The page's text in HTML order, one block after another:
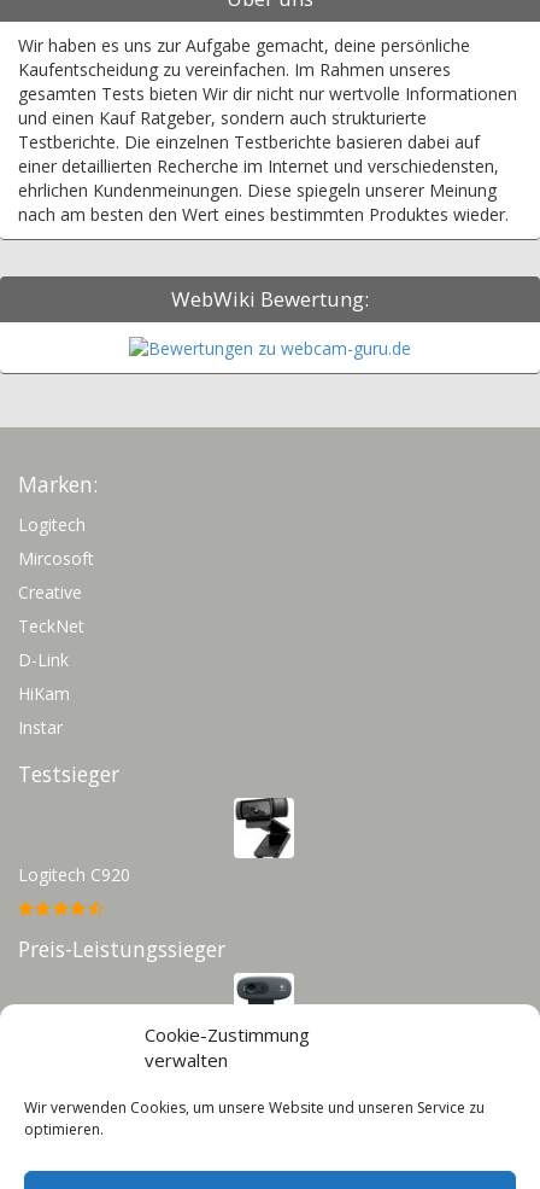
Cookie-Zustimmung
verwalten
Wir verwenden Cookies, um unsere Website und unseren Service zu
optimieren.
Wir haben es uns zur Aufgabe gemacht, deine persönliche
Kaufentscheidung zu vereinfachen. Im Rahmen unseres
gesamten Tests bieten Wir dir nicht nur wertvolle Informationen
und einen Kauf Ratgeber, sondern auch strukturierte
Testberichte. Die einzelnen Testberichte basieren dabei auf
einer detaillierten Recherche im Internet und verschiedensten,
ehrlichen Kundenmeinungen. Diese spiegeln unserer Meinung
nach am besten den Wert eines bestimmten Produktes wieder.
WebWiki Bewertung:
Marken:
Logitech
Mircosoft
Creative
TeckNet
D-Link
HiKam
Instar
Testsieger
Logitech C920
Preis-Leistungssieger
Infos